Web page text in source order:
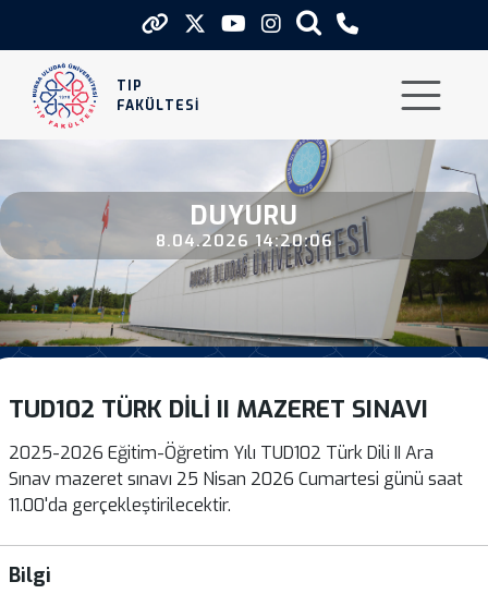
TIP
FAKÜLTESİ
Tud102 Turk Dili İi Mazeret Sinavi
DUYURU
8.04.2026 14:20:06
TUD102 TÜRK DİLİ II MAZERET SINAVI
2025-2026 Eğitim-Öğretim Yılı TUD102 Türk Dili II Ara
Sınav mazeret sınavı 25 Nisan 2026 Cumartesi günü saat
11.00'da gerçekleştirilecektir.
Bilgi